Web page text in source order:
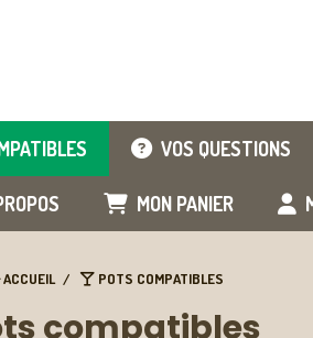
VOS QUESTIONS
MON PANIER
ACCUEIL POTS COMPATIBLES
compatibles